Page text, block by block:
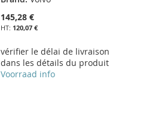
145,28 €
120,07 €
vérifier le délai de livraison
dans les détails du produit
Voorraad info